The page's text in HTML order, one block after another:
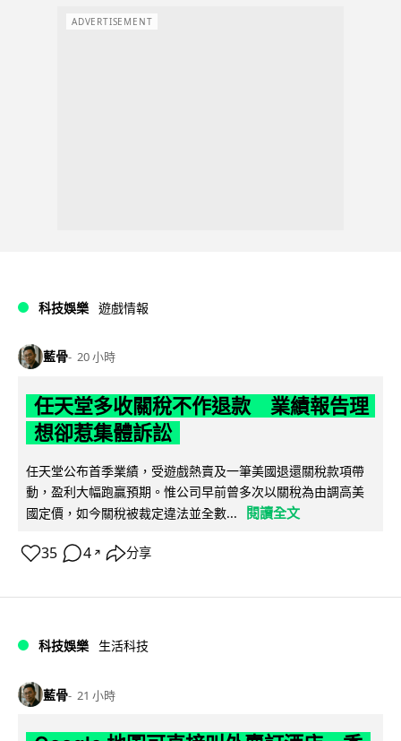
ADVERTISEMENT
科技娛樂 遊戲情報
藍骨 20 小時
任天堂多收關稅不作退款 業績報告理
想卻惹集體訴訟
任天堂公布首季業績，受遊戲熱賣及一筆美國退還關稅款項帶
動，盈利大幅跑贏預期。惟公司早前曾多次以關稅為由調高美
國定價，如今關稅被裁定違法並全數...
閱讀全文
35 4 ↗ 分享
科技娛樂 生活科技
藍骨 21 小時